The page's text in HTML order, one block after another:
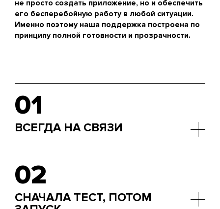
не просто создать приложение, но и обеспечить
его бесперебойную работу в любой ситуации.
Именно поэтому наша поддержка построена по
принципу полной готовности и прозрачности.
01
ВСЕГДА НА СВЯЗИ
можете быть уверены: приложение будет
стабильно работать круглосуточно, даже когда
все остальные отдыхают.
02
СНАЧАЛА ТЕСТ, ПОТОМ